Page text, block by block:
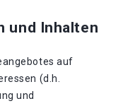
und Inhalten
auf
(d.h.
und